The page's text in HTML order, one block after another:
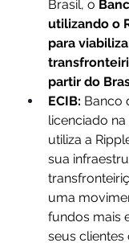
Brasil, o
utilizando o
para
partir do
ECIB: Banco
licenciado na
utiliza a
sua
uma
fundos mais
seus